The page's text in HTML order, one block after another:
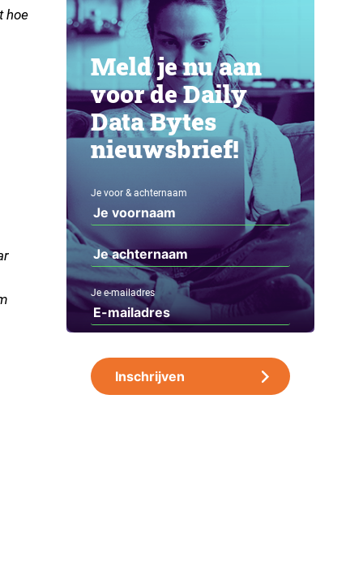
hoe
Meld je nu aan
voor de Daily
Data Bytes
nieuwsbrief!
Je voor & achternaam
Je e-mailadres